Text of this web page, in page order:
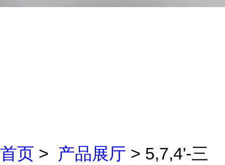
首页 > 产品展厅 > 5,7,4'-三